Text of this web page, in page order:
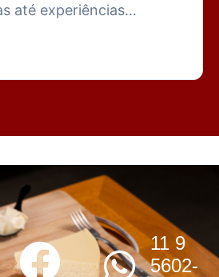
até experiências
11 9
5602-